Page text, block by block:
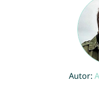
Autor: